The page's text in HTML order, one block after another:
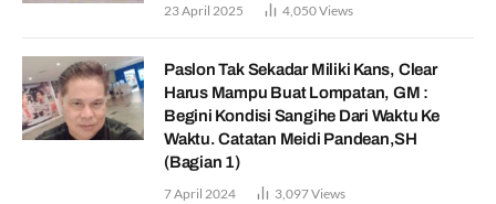
23 April 2025 4,050Views
Paslon Tak Sekadar Miliki Kans, Clear
Harus Mampu Buat Lompatan, GM :
Begini Kondisi Sangihe Dari Waktu Ke
Waktu. Catatan Meidi Pandean,SH
(Bagian 1)
7 April 2024 3,097Views